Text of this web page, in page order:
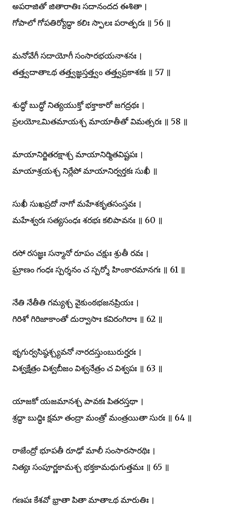
అపరాజితో జితారాతిః సదానందద ఈశితా ।
గోపాలో గోపతిర్యోద్ధా కలిః స్ఫాలః పరాత్పరః ॥ 56 ॥
మనోవేగీ సదాయోగీ సంసారభయనాశనః ।
తత్త్వదాతాఽథ తత్త్వజ్ఞస్తత్త్వం తత్త్వప్రకాశకః ॥ 57 ॥
శుద్ధో బుద్ధో నిత్యయుక్తో భక్తాకారో జగద్రథః ।
ప్రలయోఽమితమాయశ్చ మాయాతీతో విమత్సరః ॥ 58 ॥
మాయానిర్జితరక్షాశ్చ మాయానిర్మితవిష్టపః ।
మాయాశ్రయశ్చ నిర్లేపో మాయానిర్వర్తకః సుఖీ ॥
సుఖీ సుఖప్రదో నాగో మహేశకృతసంస్తవః ।
మహేశ్వరః సత్యసంధః శరభః కలిపావనః ॥ 60 ॥
రసో రసజ్ఞః సన్మానో రూపం చక్షుః శ్రుతీ రవః ।
ఘ్రాణం గంధః స్పర్శనం చ స్పర్శో హింకారమానగః ॥ 61 ॥
నేతి నేతీతి గమ్యశ్చ వైకుంఠభజనప్రియః ।
గిరిశో గిరిజాకాంతో దుర్వాసాః కవిరంగిరాః ॥ 62 ॥
భృగుర్వసిష్ఠశ్చ్యవనో నారదస్తుంబురుర్హరః ।
విశ్వక్షేత్రం విశ్వబీజం విశ్వనేత్రం చ విశ్వపః ॥ 63 ॥
యాజకో యజమానశ్చ పావకః పితరస్తథా ।
శ్రద్ధా బుద్ధిః క్షమా తంద్రా మంత్రో మంత్రయితా సురః ॥ 64 ॥
రాజేంద్రో భూపతీ రూఢో మాలీ సంసారసారథిః ।
నిత్యః సంపూర్ణకామశ్చ భక్తకామధుగుత్తమః ॥ 65 ॥
గణపః కేశవో భ్రాతా పితా మాతాఽథ మారుతిః ।